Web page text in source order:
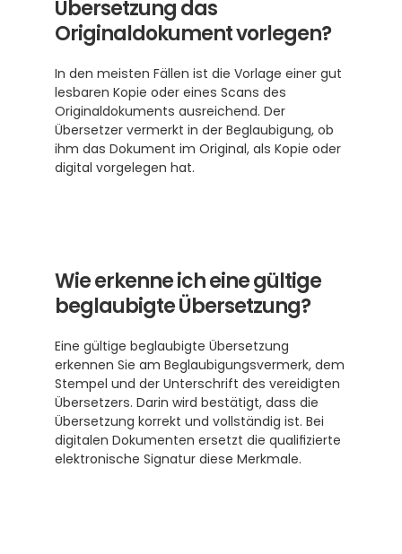
Übersetzung das
Originaldokument vorlegen?
In den meisten Fällen ist die Vorlage einer gut
lesbaren Kopie oder eines Scans des
Originaldokuments ausreichend. Der
Übersetzer vermerkt in der Beglaubigung, ob
ihm das Dokument im Original, als Kopie oder
digital vorgelegen hat.
Wie erkenne ich eine gültige
beglaubigte Übersetzung?
Eine gültige beglaubigte Übersetzung
erkennen Sie am Beglaubigungsvermerk, dem
Stempel und der Unterschrift des vereidigten
Übersetzers. Darin wird bestätigt, dass die
Übersetzung korrekt und vollständig ist. Bei
digitalen Dokumenten ersetzt die qualifizierte
elektronische Signatur diese Merkmale.